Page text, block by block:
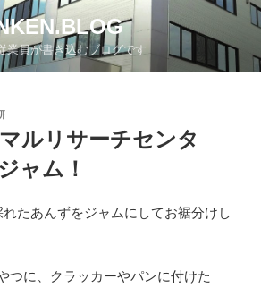
業員が書き込むブログです
ルリサーチセンタ
ャム！
たあんずをジャムにしてお裾分けし
つに、クラッカーやパンに付けた